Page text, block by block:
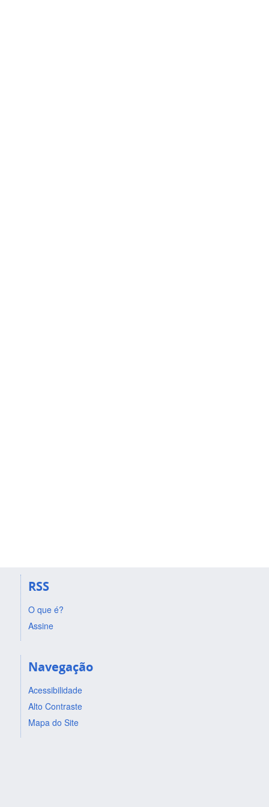
RSS
O que é?
Assine
Navegação
Acessibilidade
Alto Contraste
Mapa do Site